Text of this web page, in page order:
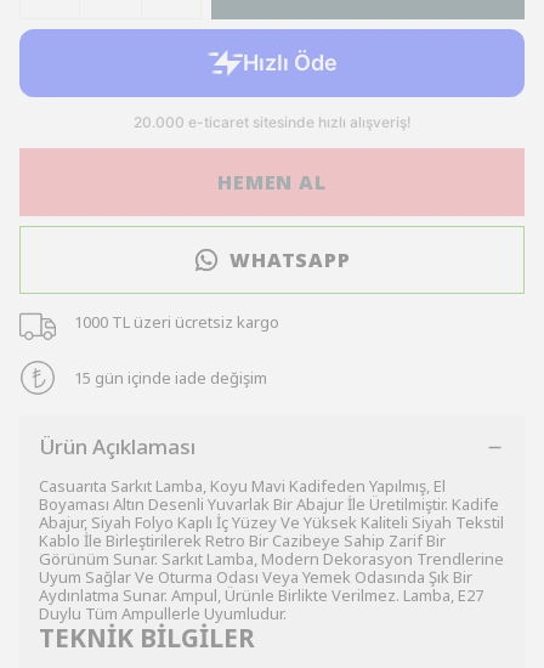
HEMEN AL
WHATSAPP
1000 TL üzeri ücretsiz kargo
15 gün içinde iade değişim
Ürün Açıklaması
Casuarıta Sarkıt Lamba, Koyu Mavi Kadifeden Yapılmış, El
Boyaması Altın Desenli Yuvarlak Bir Abajur İle Üretilmiştir. Kadife
Abajur, Siyah Folyo Kaplı İç Yüzey Ve Yüksek Kaliteli Siyah Tekstil
Kablo İle Birleştirilerek Retro Bir Cazibeye Sahip Zarif Bir
Görünüm Sunar. Sarkıt Lamba, Modern Dekorasyon Trendlerine
Uyum Sağlar Ve Oturma Odası Veya Yemek Odasında Şık Bir
Aydınlatma Sunar. Ampul, Ürünle Birlikte Verilmez. Lamba, E27
Duylu Tüm Ampullerle Uyumludur.
TEKNİK BİLGİLER